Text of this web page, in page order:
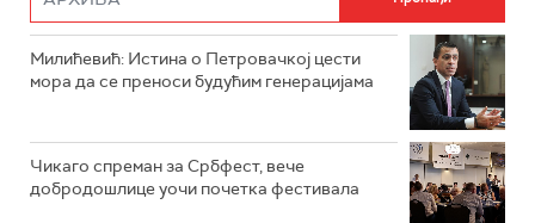
Милићевић: Истина о Петровачкој цести
мора да се преноси будућим генерацијама
Чикаго спреман за Србфест, вече
добродошлице уочи почетка фестивала